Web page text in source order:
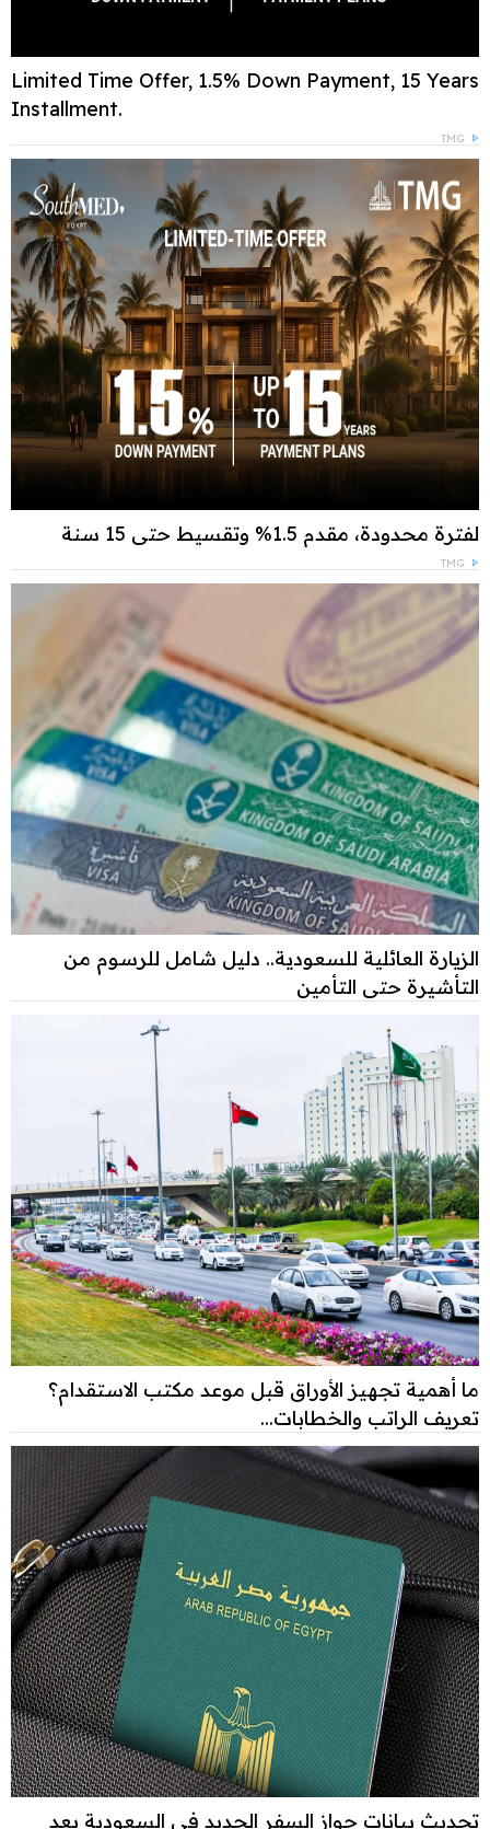
Limited Time Offer, 1.5% Down Payment, 15 Years
Installment.
TMG
لفترة محدودة، مقدم 1.5% وتقسيط حتى 15 سنة
TMG
الزيارة العائلية للسعودية.. دليل شامل للرسوم من
التأشيرة حتى التأمين
ما أهمية تجهيز الأوراق قبل موعد مكتب الاستقدام؟
تعريف الراتب والخطابات...
تحديث بيانات جواز السفر الجديد في السعودية بعد